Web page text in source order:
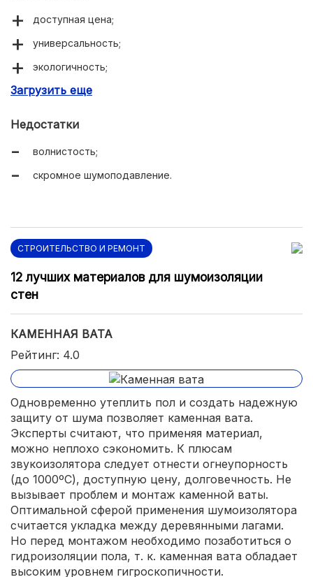
доступная цена;
универсальность;
экологичность;
легкость.
Загрузить еще
Недостатки
волнистость;
скромное шумоподавление.
СТРОИТЕЛЬСТВО И РЕМОНТ
12 лучших материалов для шумоизоляции
стен
КАМЕННАЯ ВАТА
Рейтинг: 4.0
Одновременно утеплить пол и создать надежную
защиту от шума позволяет каменная вата.
Эксперты считают, что применяя материал,
можно неплохо сэкономить. К плюсам
звукоизолятора следует отнести огнеупорность
(до 1000ºС), доступную цену, долговечность. Не
вызывает проблем и монтаж каменной ваты.
Оптимальной сферой применения шумоизолятора
считается укладка между деревянными лагами.
Но перед монтажом необходимо позаботиться о
гидроизоляции пола, т. к. каменная вата обладает
высоким уровнем гигроскопичности.